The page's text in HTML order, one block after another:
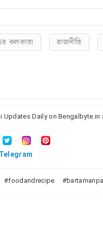
কলকাতা রাজনীতি
Updates Daily on
foodandrecipe